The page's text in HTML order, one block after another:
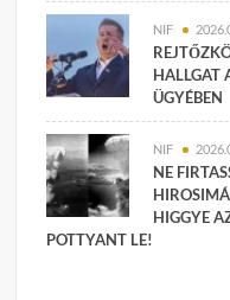
NIF
HALLGAT
ÜGYÉBEN
NIF
NE
HIGGYE
POTTYANT LE!